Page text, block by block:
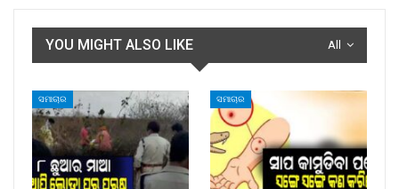
All
YOU MIGHT ALSO LIKE
ସମାଚାର ସମାଚାର